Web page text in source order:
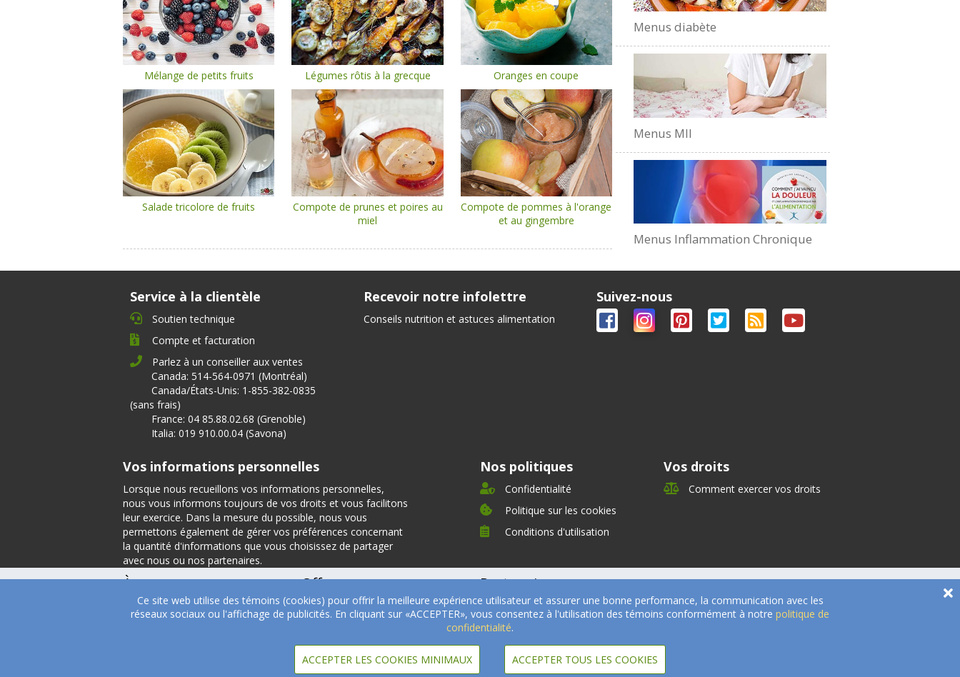
Mélange de petits fruits Légumes rôtis à la grecque Oranges en coupe
Salade tricolore de fruits
Compote de prunes et poires au
miel
Compote de pommes à l'orange
et au gingembre
Menus diabète
Menus MII
Menus Inflammation Chronique
Ce site web utilise des témoins (cookies) pour offrir la meilleure expérience utilisateur et assurer une bonne performance, la communication avec les
réseaux sociaux ou l'affichage de publicités. En cliquant sur «ACCEPTER», vous consentez à l'utilisation des témoins conformément à notre politique de
confidentialité.
ACCEPTER LES COOKIES MINIMAUX ACCEPTER TOUS LES COOKIES
Service à la clientèle
Soutien technique
Compte et facturation
Parlez à un conseiller aux ventes
Canada: 514-564-0971 (Montréal)
Canada/États-Unis: 1-855-382-0835
(sans frais)
France: 04 85.88.02.68 (Grenoble)
Italia: 019 910.00.04 (Savona)
Recevoir notre infolettre
Conseils nutrition et astuces alimentation
Suivez-nous
Vos informations personnelles
Lorsque nous recueillons vos informations personnelles,
nous vous informons toujours de vos droits et vous facilitons
leur exercice. Dans la mesure du possible, nous vous
permettons également de gérer vos préférences concernant
la quantité d'informations que vous choisissez de partager
avec nous ou nos partenaires.
Nos politiques
Confidentialité
Politique sur les cookies
Conditions d'utilisation
Vos droits
Comment exercer vos droits
À propos
À propos
Offre
Témoignages
Partenaires
Nos partenaires
Devenir Partenaire
Professionnels de la santé